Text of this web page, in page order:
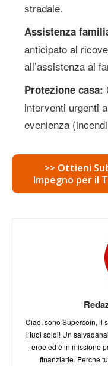
stradale.
Assistenza
anticipato al
all’assistenza ai
Protezione casa:
interventi urgenti
evenienza
>> Ottieni
Impegno per il
Ciao, sono Supercoin, il
i tuoi soldi! Un
eroe ed è in missione
finanziarie. Perché